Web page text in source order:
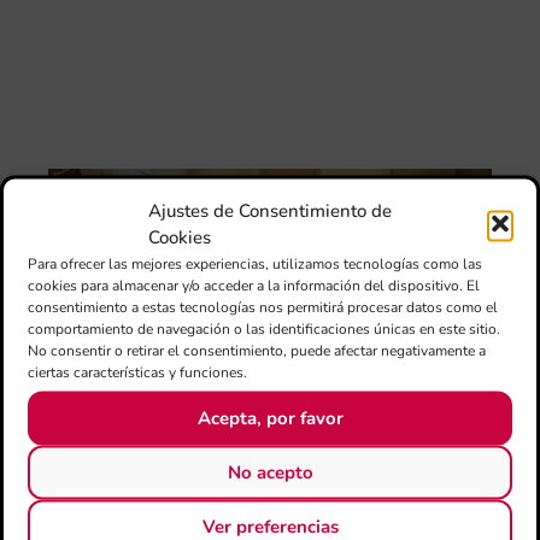
Ajustes de Consentimiento de
Cookies
Para ofrecer las mejores experiencias, utilizamos tecnologías como las
cookies para almacenar y/o acceder a la información del dispositivo. El
consentimiento a estas tecnologías nos permitirá procesar datos como el
comportamiento de navegación o las identificaciones únicas en este sitio.
No consentir o retirar el consentimiento, puede afectar negativamente a
ciertas características y funciones.
Acepta, por favor
No acepto
Ver preferencias
La